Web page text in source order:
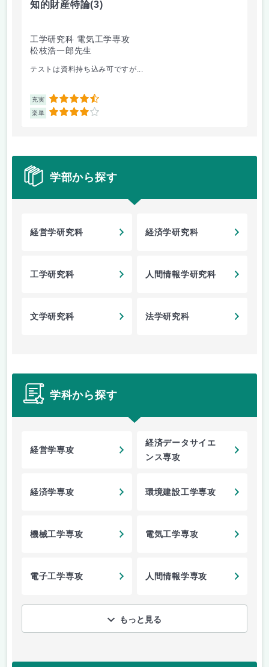
知的財産特論(3)
工学研究科 電気工学専攻
松枝浩一郎先生
テストは資料持ち込み可ですが...
充実 4.5
楽単 4
学部から探す
経営学研究科 経済学研究科
工学研究科 人間情報学研究科
文学研究科 法学研究科
学科から探す
経営学専攻
経済データサイエ
ンス専攻
経済学専攻 環境建設工学専攻
機械工学専攻 電気工学専攻
電子工学専攻 人間情報学専攻
もっと見る